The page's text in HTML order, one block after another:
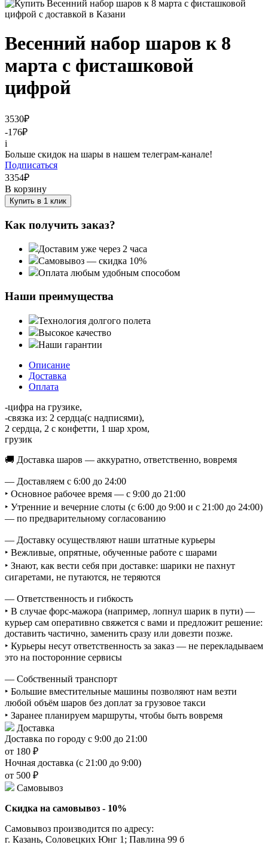
Весенний набор шаров к 8
марта с фисташковой
цифрой
3530₽
-176₽
i
Больше скидок на шары в нашем телеграм-канале!
Подписаться
3354₽
В корзину
Купить в 1 клик
Как получить заказ?
Доставим уже через 2 часа
Самовывоз — скидка 10%
Оплата любым удобным способом
Наши преимущества
Технология долгого полета
Высокое качество
Наши гарантии
Описание
Доставка
Оплата
-цифра на грузике,
-связка из: 2 сердца(с надписями),
2 сердца, 2 с конфетти, 1 шар хром,
грузик
🚚 Доставка шаров — аккуратно, ответственно, вовремя
— Доставляем с 6:00 до 24:00
‣ Основное рабочее время — с 9:00 до 21:00
‣ Утренние и вечерние слоты (с 6:00 до 9:00 и с 21:00 до 24:00)
— по предварительному согласованию
— Доставку осуществляют наши штатные курьеры
‣ Вежливые, опрятные, обученные работе с шарами
‣ Знают, как вести себя при доставке: шарики не пахнут
сигаретами, не путаются, не теряются
— Ответственность и гибкость
‣ В случае форс-мажора (например, лопнул шарик в пути) —
курьер сам оперативно свяжется с вами и предложит решение:
доставить частично, заменить сразу или довезти позже.
‣ Курьеры несут ответственность за заказ — не перекладываем
это на посторонние сервисы
— Собственный транспорт
‣ Большие вместительные машины позволяют нам везти
любой объём шаров без доплат за грузовое такси
‣ Заранее планируем маршруты, чтобы быть вовремя
Доставка
Доставка по городу с 9:00 до 21:00
от 180 ₽
Ночная доставка (с 21:00 до 9:00)
от 500 ₽
Самовывоз
Скидка на самовывоз - 10%
Самовывоз производится по адресу:
г. Казань, Соловецких Юнг 1; Павлина 99 б